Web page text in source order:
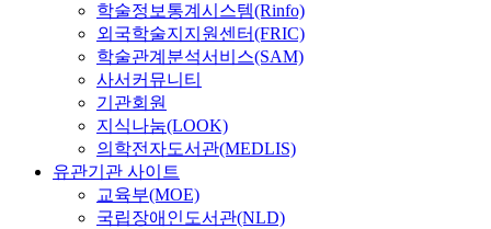
학술정보통계시스템(Rinfo)
외국학술지지원센터(FRIC)
학술관계분석서비스(SAM)
사서커뮤니티
기관회원
지식나눔(LOOK)
의학전자도서관(MEDLIS)
유관기관 사이트
교육부(MOE)
국립장애인도서관(NLD)